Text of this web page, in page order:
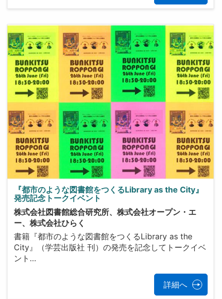
『都市のような図書館をつくるLibrary as the City』
発売記念トークイベント
株式会社図書館総合研究所、株式会社オープン・エ
ー、株式会社ひらく
書籍『都市のような図書館をつくるLibrary as the
City』（学芸出版社 刊）の発売を記念してトークイベ
ント…
詳細へ